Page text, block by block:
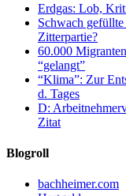
Erdgas: Lob,
Schwach
Zitterpartie?
60.000
“gelangt”
“Klima”: Zur
d. Tages
D:
Zitat
Blogroll
bachheimer.com